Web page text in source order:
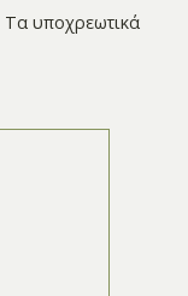
Τα υποχρεωτικά